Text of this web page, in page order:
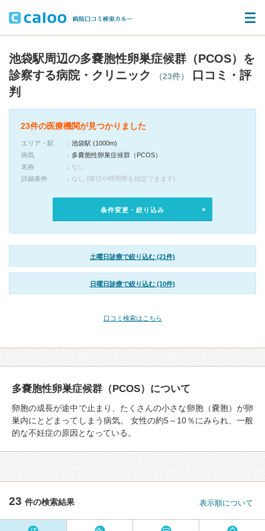
池袋駅周辺の多嚢胞性卵巣症候群（PCOS）を
診察する病院・クリニック
（23件）
口コミ・評
判
23件の医療機関が見つかりました
エリア・駅
池袋駅 (1000m)
病気
多嚢胞性卵巣症候群（PCOS）
名称
なし
詳細条件
なし (曜日や時間帯を指定できます)
条件変更・絞り込み
土曜日診療で絞り込む (21件)
日曜日診療で絞り込む (10件)
口コミ検索はこちら
多嚢胞性卵巣症候群（PCOS）について
卵胞の成⻑が途中で止まり、たくさんの⼩さな卵胞（嚢胞）が卵
巣内にとどまってしまう病気。 女性の約5～10％にみられ、一般
的な不妊症の原因となっている。
23 件の検索結果 表示順について